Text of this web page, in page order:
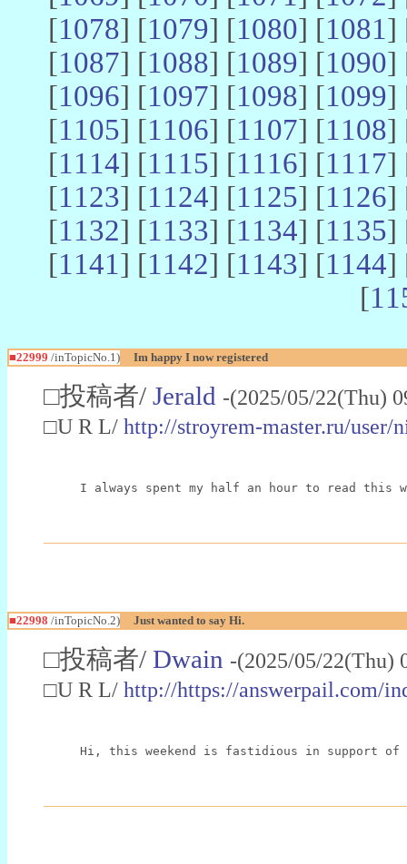
[1078] [1079] [1080] [1081]
[1087] [1088] [1089] [1090]
[1096] [1097] [1098] [1099]
[1105] [1106] [1107] [1108]
[1114] [1115] [1116] [1117]
[1123] [1124] [1125] [1126]
[1132] [1133] [1134] [1135]
[1141] [1142] [1143] [1144]
[
■22999 /inTopicNo.1) Im happy I now registered
□投稿者/ Jerald -(2025/05/22(Thu)
□U R L/ http://stroyrem-master.ru/user/
I always spent my half an hour to read
■22998 /inTopicNo.2) Just wanted to say Hi.
□投稿者/ Dwain -(2025/05/
□U R L/ http://https://answerpail.com/
Hi, this weekend is fastidious in support of